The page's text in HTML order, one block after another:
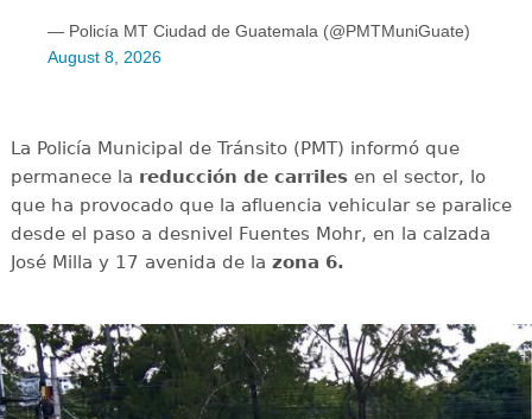
— Policía MT Ciudad de Guatemala (@PMTMuniGuate)
August 8, 2026
La Policía Municipal de Tránsito (PMT) informó que
permanece la reducción de carrilesen el sector, lo
que ha provocado que la afluencia vehicular se paralice
desde el paso a desnivel Fuentes Mohr, en la calzada
José Milla y 17 avenida de la zona 6.